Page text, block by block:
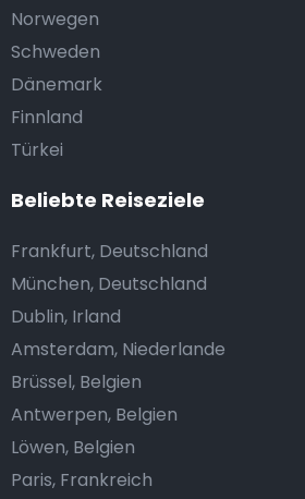
Norwegen
Schweden
Dänemark
Finnland
Türkei
Beliebte Reiseziele
Frankfurt, Deutschland
München, Deutschland
Dublin, Irland
Amsterdam, Niederlande
Brüssel, Belgien
Antwerpen, Belgien
Löwen, Belgien
Paris, Frankreich